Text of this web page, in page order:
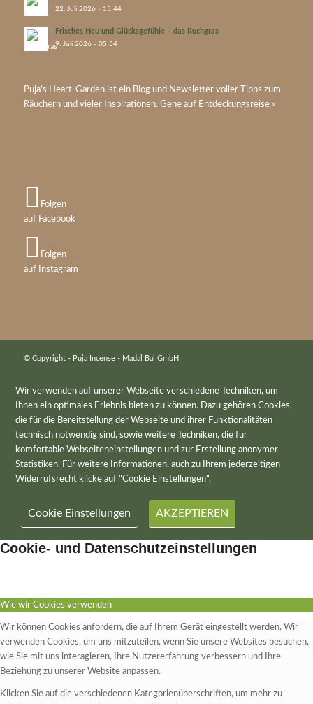
22. Juli 2026 - 15:44
Frisches Heu und Glücksgefühle – das Ruchgras
9. Juli 2026 - 05:54
Puja’s Heart-Gardenist ein Blog und Newsletter voller Tipps zum
Räuchern und vieler Inspirationen. Gehe auf Entdeckungsreise »
Folgen
auf Facebook
Folgen
auf Instagram
© Copyright - Puja Incense - Madal Bal GmbH
Wir verwenden auf unserer Webseite verschiedene Techniken, um
Ihnen ein optimales Erlebnis bieten zu können. Dazu gehören Cookies,
die für die Bereitstellung der Webseite und ihrer Funktionalitäten
technisch notwendig sind, sowie weitere Techniken, die für
komfortable Webseiteneinstellungen und zur Erstellung anonymer
Statistiken. Für weitere Informationen, auch zu Ihrem jederzeitigen
Widerrufsrecht klicke auf "Cookie Einstellungen".
Cookie Einstellungen AKZEPTIEREN
Cookie- und Datenschutzeinstellungen
Wie wir Cookies verwenden
Wir können Cookies anfordern, die auf Ihrem Gerät eingestellt werden. Wir
verwenden Cookies, um uns mitzuteilen, wenn Sie unsere Websites besuchen,
wie Sie mit uns interagieren, Ihre Nutzererfahrung verbessern und Ihre
Beziehung zu unserer Website anpassen.
Klicken Sie auf die verschiedenen Kategorienüberschriften, um mehr zu